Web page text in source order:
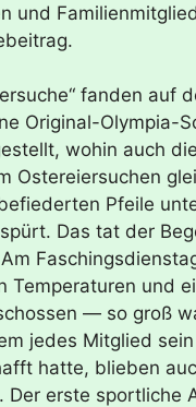
und
fanden auf
Original-Olympia-
wohin auch
Ostereiersuchen
Pfeile
Das tat der
Temperaturen und
— so groß
jedes Mitglied
hatte, blieben
Der erste sportliche